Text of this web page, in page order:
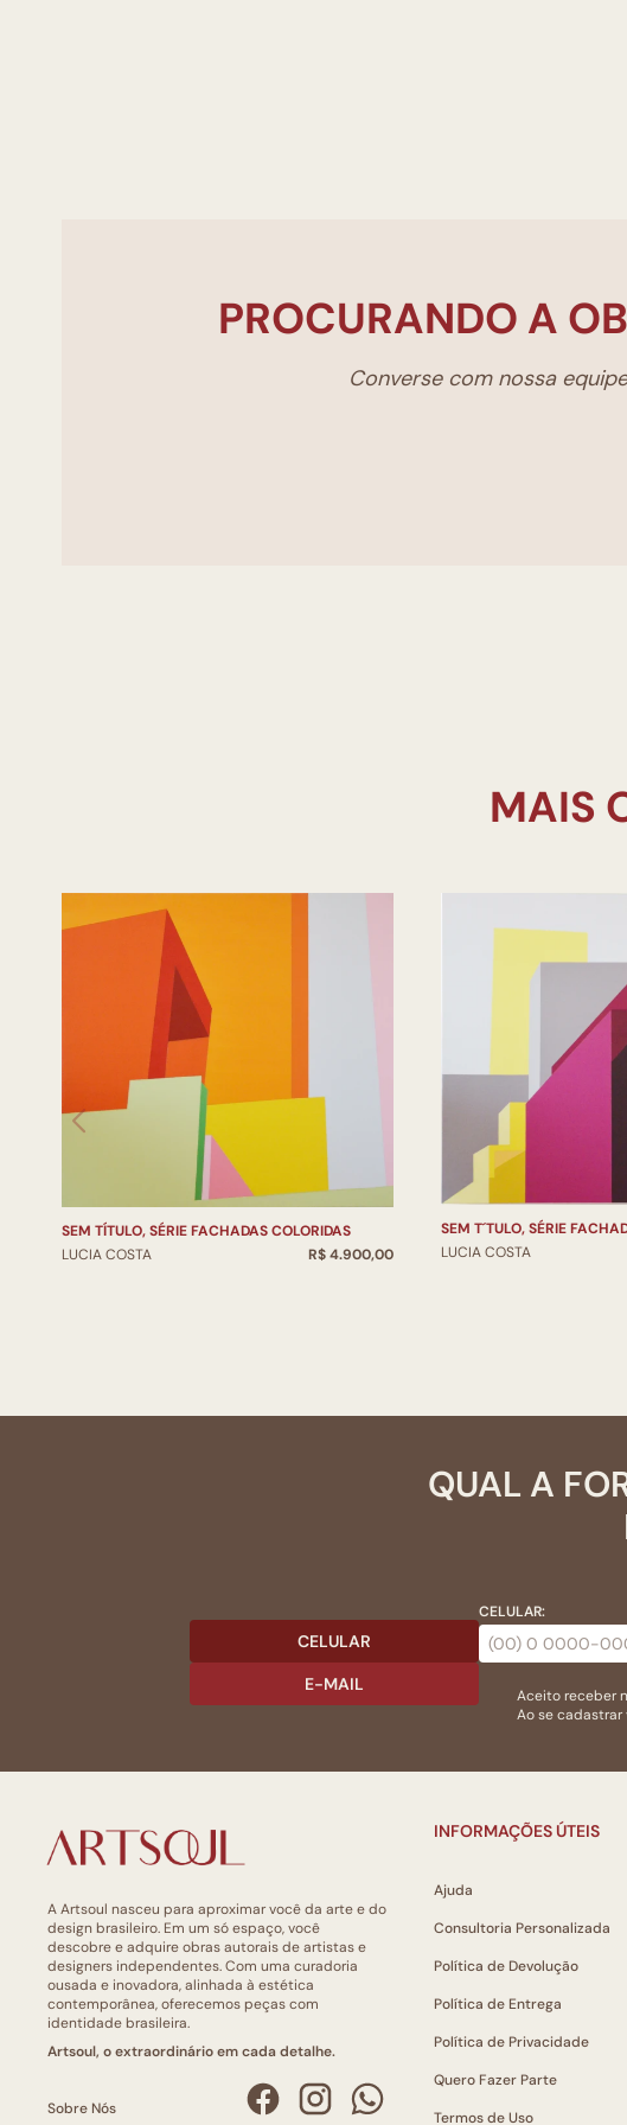
PROCURANDO A
Converse com nossa
SEM TÍTULO, SÉRIE FACHADAS COLORIDAS
LUCIA COSTA
R$ 4.900,00
SEM T´TULO, SÉRIE
LUCIA COSTA
QUAL A
CELULAR
E-MAIL
CELULAR:
Aceito receber
Ao se
A Artsoul nasceu para aproximar você da arte e do
design brasileiro. Em um só espaço, você
descobre e adquire obras autorais de artistas e
designers independentes. Com uma curadoria
ousada e inovadora, alinhada à estética
contemporânea, oferecemos peças com
identidade brasileira.
Artsoul, o extraordinário em cada detalhe.
Sobre Nós
INFORMAÇÕES ÚTEIS
Ajuda
Consultoria Personalizada
Política de Devolução
Política de Entrega
Política de Privacidade
Quero Fazer Parte
Termos de Uso